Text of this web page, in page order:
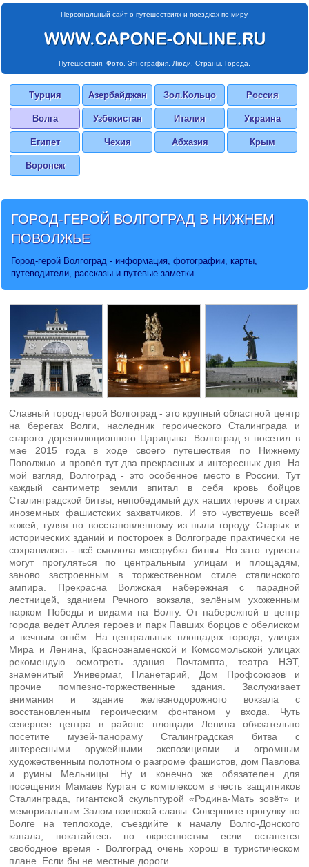
Персональный сайт о путешествиях и поездках по миру
Путешествия. Фото. Этнография. Люди. Страны. Города.
Турция Азербайджан Зол.Кольцо Россия
Волга Узбекистан Италия Украина
Египет Чехия Абхазия Крым
Воронеж
ГОРОД-ГЕРОЙ ВОЛГОГРАДВ НИЖНЕМ
ПОВОЛЖЬЕ
Город-герой Волгоград - информация, фотографии, карты,
путеводители, рассказы и путевые заметки
Славный город-герой Волгоград - это крупный областной центр
на берегах Волги, наследник героического Сталинграда и
старого дореволюционного Царицына. Волгоград я посетил в
мае 2015 года в ходе своего путешествия по Нижнему
Поволжью и провёл тут два прекрасных и интересных дня. На
мой взгляд, Волгоград - это особенное место в России. Тут
каждый сантиметр земли впитал в себя кровь бойцов
Сталинградской битвы, непобедимый дух наших героев и страх
иноземных фашистских захватчиков. И это чувствуешь всей
кожей, гуляя по восстановленному из пыли городу. Старых и
исторических зданий и постороек в Волгограде практически не
сохранилось - всё смолола мясорубка битвы. Но зато туристы
могут прогуляться по центральным улицам и площадям,
заново застроенным в торжественном стиле сталинского
ампира. Прекрасна Волжская набережная с парадной
лестницей, зданием Речного вокзала, зелёным ухоженным
парком Победы и видами на Волгу. От набережной в центр
города ведёт Аллея героев и парк Павших борцов с обелиском
и вечным огнём. На центральных площадях города, улицах
Мира и Ленина, Краснознаменской и Комсомольской улицах
рекомендую осмотреть здания Почтампта, театра НЭТ,
знаменитый Универмаг, Планетарий, Дом Профсоюзов и
прочие помпезно-торжественные здания. Заслуживает
внимания и здание железнодорожного вокзала с
восстановленным героическим фонтаном у входа. Чуть
севернее центра в районе площади Ленина обязательно
посетите музей-панораму Сталинградская битва с
интересными оружейными экспозициями и огромным
художественным полотном о разгроме фашистов, дом Павлова
и руины Мельницы. Ну и конечно же обязателен для
посещения Мамаев Курган с комплексом в честь защитников
Сталинграда, гигантской скульптурой «Родина-Мать зовёт» и
мемориальным Залом воинской славы. Совершите прогулку по
Волге на теплоходе, съездийте к началу Волго-Донского
канала, покатайтесь по окрестностям если останется
свободное время - Волгоград очень хорош в туристическом
плане. Если бы не местные дороги...